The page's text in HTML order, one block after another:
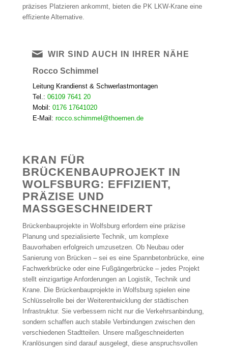
präzises Platzieren ankommt, bieten die PK LKW-Krane eine
effiziente Alternative.
WIR SIND AUCH IN IHRER NÄHE
Rocco Schimmel
Leitung Krandienst & Schwerlastmontagen
Tel.: 06109 7641 20
Mobil: 0176 17641020
E-Mail: rocco.schimmel@thoemen.de
KRAN FÜR
BRÜCKENBAUPROJEKT IN
WOLFSBURG: EFFIZIENT,
PRÄZISE UND
MASSGESCHNEIDERT
Brückenbauprojekte in Wolfsburg erfordern eine präzise
Planung und spezialisierte Technik, um komplexe
Bauvorhaben erfolgreich umzusetzen. Ob Neubau oder
Sanierung von Brücken – sei es eine Spannbetonbrücke, eine
Fachwerkbrücke oder eine Fußgängerbrücke – jedes Projekt
stellt einzigartige Anforderungen an Logistik, Technik und
Krane. Die Brückenbauprojekte in Wolfsburg spielen eine
Schlüsselrolle bei der Weiterentwicklung der städtischen
Infrastruktur. Sie verbessern nicht nur die Verkehrsanbindung,
sondern schaffen auch stabile Verbindungen zwischen den
verschiedenen Stadtteilen. Unsere maßgeschneiderten
Kranlösungen sind darauf ausgelegt, diese anspruchsvollen